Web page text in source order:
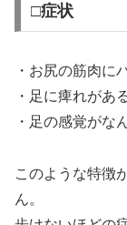
□症状
・お尻の筋肉に
・足に痺れがあ
・足の感覚がな
このような特徴
ん。